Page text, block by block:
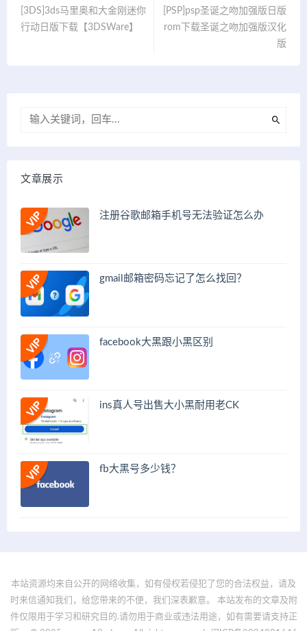
[3DS]3ds马里奥和大金刚迷你
行动日版下载【3DSWare】
[PSP]psp圣诞之吻加强版日版
rom下载圣诞之吻加强版汉化
版
文章展示
注册谷歌邮箱手机号无法验证怎么办
gmail邮箱密码忘记了怎么找回？
facebook大黑跟小黑区别
ins真人号出售大小黑耐用老CK
fb大黑号多少钱？
本站资源均来自公开的网络收集，如有侵权若侵犯了您的合法权益，请及
时来信通知我们，给您带来的不便，我们深表歉意。 本站发布的文章及附
件仅限用于学习和研究目的.请勿用于商业或违法用途，如有需要请支持正